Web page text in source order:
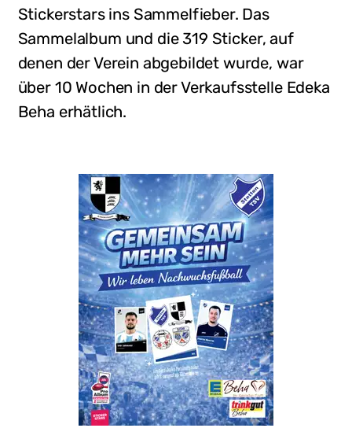
Stickerstars ins Sammelfieber. Das
Sammelalbum und die 319 Sticker, auf
denen der Verein abgebildet wurde, war
über 10 Wochen in der Verkaufsstelle Edeka
Beha erhätlich.